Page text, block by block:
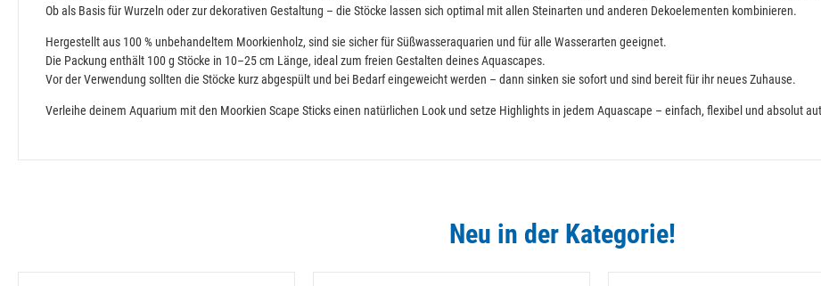
Ob als Basis für Wurzeln oder zur dekorativen Gestaltung – die Stöcke lassen sich optimal mit allen Steinarten und anderen Dekoelementen kombinieren.
Hergestellt aus 100 % unbehandeltem Moorkienholz, sind sie sicher für Süßwasseraquarien und für alle Wasserarten geeignet.
Die Packung enthält 100 g Stöcke in 10–25 cm Länge, ideal zum freien Gestalten deines Aquascapes.
Vor der Verwendung sollten die Stöcke kurz abgespült und bei Bedarf eingeweicht werden – dann sinken sie sofort und sind bereit für ihr neues Zuhause.
Verleihe deinem Aquarium mit den Moorkien Scape Sticks einen natürlichen Look und setze Highlights in jedem Aquascape – einfach, flexibel und absolut
Neu in der Kategorie!